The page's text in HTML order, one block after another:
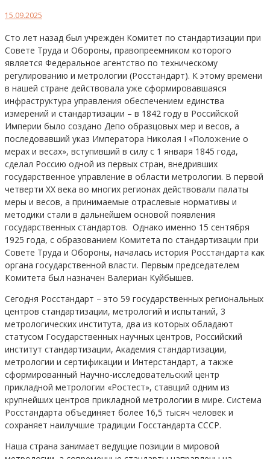
15.09.2025
Сто лет назад был учреждён Комитет по стандартизации при
Совете Труда и Обороны, правопреемником которого
является Федеральное агентство по техническому
регулированию и метрологии (Росстандарт). К этому времени
в нашей стране действовала уже сформировавшаяся
инфраструктура управления обеспечением единства
измерений и стандартизации – в 1842 году в Российской
Империи было создано Депо образцовых мер и весов, а
последовавший указ Императора Николая I «Положение о
мерах и весах», вступивший в силу с 1 января 1845 года,
сделал Россию одной из первых стран, внедривших
государственное управление в области метрологии. В первой
четверти XX века во многих регионах действовали палаты
меры и весов, а принимаемые отраслевые нормативы и
методики стали в дальнейшем основой появления
государственных стандартов. Однако именно 15 сентября
1925 года, с образованием Комитета по стандартизации при
Совете Труда и Обороны, началась история Росстандарта как
органа государственной власти. Первым председателем
Комитета был назначен Валериан Куйбышев.
Сегодня Росстандарт – это 59 государственных региональных
центров стандартизации, метрологий и испытаний, 3
метрологических института, два из которых обладают
статусом Государственных научных центров, Российский
институт стандартизации, Академия стандартизации,
метрологии и сертификации и Интерстандарт, а также
сформированный Научно-исследовательский центр
прикладной метрологии «Ростест», ставщий одним из
крупнейших центров прикладной метрологии в мире. Система
Росстандарта объединяет более 16,5 тысяч человек и
сохраняет наилучшие традиции Госстандарта СССР.
Наша страна занимает ведущие позиции в мировой